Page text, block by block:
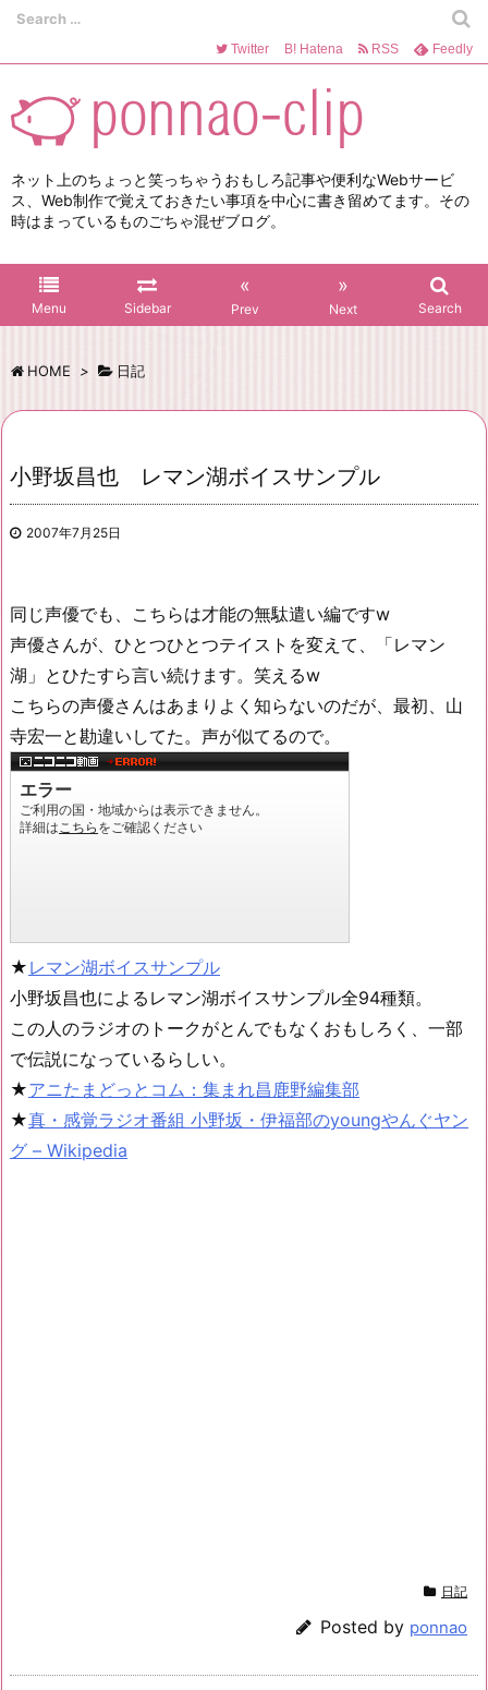
ネット上のちょっと笑っちゃうおもしろ記事や便利なWebサービ
ス、Web制作で覚えておきたい事項を中心に書き留めてます。その
時はまっているものごちゃ混ぜブログ。
Menu Sidebar
«
Prev
»
Next Search
Twitter B! Hatena RSS Feedly
HOME > 日記
小野坂昌也 レマン湖ボイスサンプル
2007年7月25日
同じ声優でも、こちらは才能の無駄遣い編ですw
声優さんが、ひとつひとつテイストを変えて、「レマン
湖」とひたすら言い続けます。笑えるw
こちらの声優さんはあまりよく知らないのだが、最初、山
寺宏一と勘違いしてた。声が似てるので。
★ レマン湖ボイスサンプル
小野坂昌也によるレマン湖ボイスサンプル全94種類。
この人のラジオのトークがとんでもなくおもしろく、一部
で伝説になっているらしい。
★アニたまどっとコム：集まれ昌鹿野編集部
★真・感覚ラジオ番組 小野坂・伊福部のyoungやんぐヤン
グ – Wikipedia
日記
Posted by ponnao